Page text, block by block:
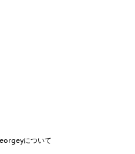
について